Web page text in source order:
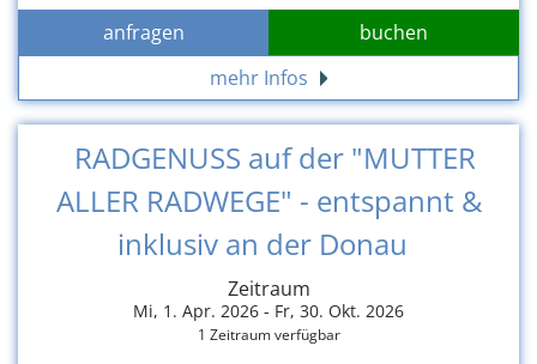
anfragen
buchen
mehr Infos
RADGENUSS auf der "MUTTER
ALLER RADWEGE" - entspannt &
inklusiv an der Donau
Zeitraum
Mi, 1. Apr. 2026 - Fr, 30. Okt. 2026
1 Zeitraum verfügbar